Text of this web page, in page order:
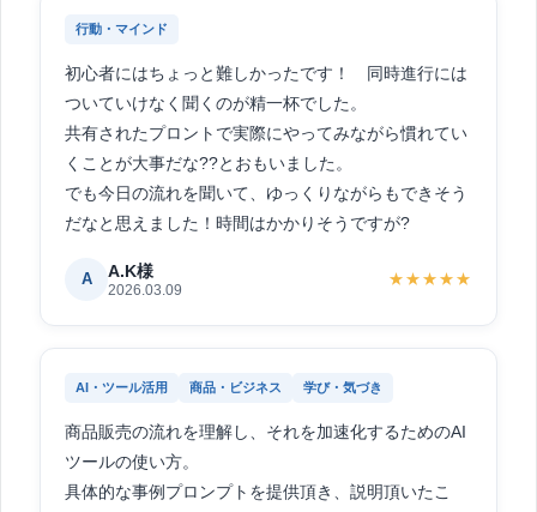
行動・マインド
初心者にはちょっと難しかったです！ 同時進行には
ついていけなく聞くのが精一杯でした。
共有されたプロントで実際にやってみながら慣れてい
くことが大事だな??とおもいました。
でも今日の流れを聞いて、ゆっくりながらもできそう
だなと思えました！時間はかかりそうですが?
A A.K様
2026.03.09
★★★★★
AI・ツール活用 商品・ビジネス 学び・気づき
商品販売の流れを理解し、それを加速化するためのAI
ツールの使い方。
具体的な事例プロンプトを提供頂き、説明頂いたこ